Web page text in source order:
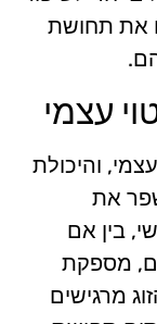
את תחושת
עצמי
והיכולת
את
בין אם
מספקת
מרגישים